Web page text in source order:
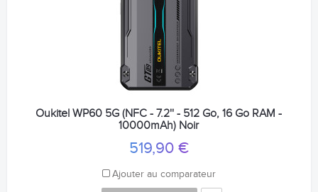
Oukitel WP60 5G (NFC - 7.2'' - 512 Go, 16 Go RAM -
10000mAh) Noir
519,90 €
Ajouter au comparateur